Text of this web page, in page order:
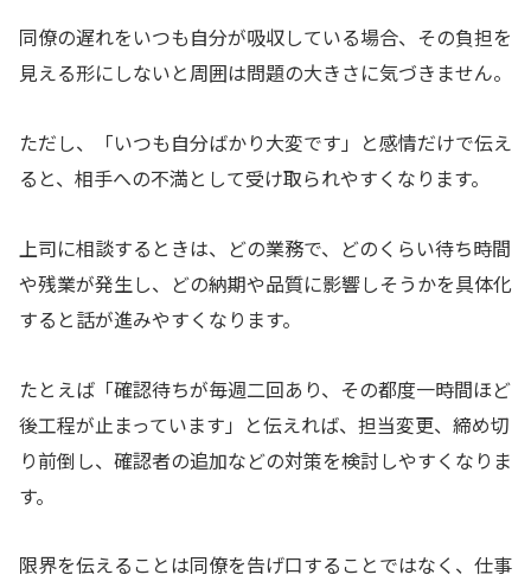
同僚の遅れをいつも自分が吸収している場合、その負担を
見える形にしないと周囲は問題の大きさに気づきません。
ただし、「いつも自分ばかり大変です」と感情だけで伝え
ると、相手への不満として受け取られやすくなります。
上司に相談するときは、どの業務で、どのくらい待ち時間
や残業が発生し、どの納期や品質に影響しそうかを具体化
すると話が進みやすくなります。
たとえば「確認待ちが毎週二回あり、その都度一時間ほど
後工程が止まっています」と伝えれば、担当変更、締め切
り前倒し、確認者の追加などの対策を検討しやすくなりま
す。
限界を伝えることは同僚を告げ口することではなく、仕事